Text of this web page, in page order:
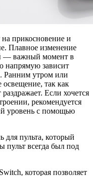
прикосновение и
Плавное изменение
— важный момент в
напрямую зависит
Ранним утром или
так как
Если хочется
рекомендуется
уровень с помощью
для пульта, который
пульт всегда был под
которая позволяет